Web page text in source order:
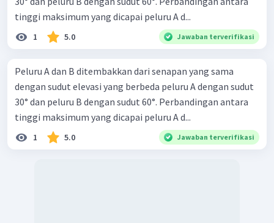
tinggi maksimum yang dicapai peluru A d...
1 5.0 Jawaban terverifikasi
Peluru A dan B ditembakkan dari senapan yang sama
dengan sudut elevasi yang berbeda peluru A dengan sudut
30° dan peluru B dengan sudut 60°. Perbandingan antara
tinggi maksimum yang dicapai peluru A d...
1 5.0 Jawaban terverifikasi